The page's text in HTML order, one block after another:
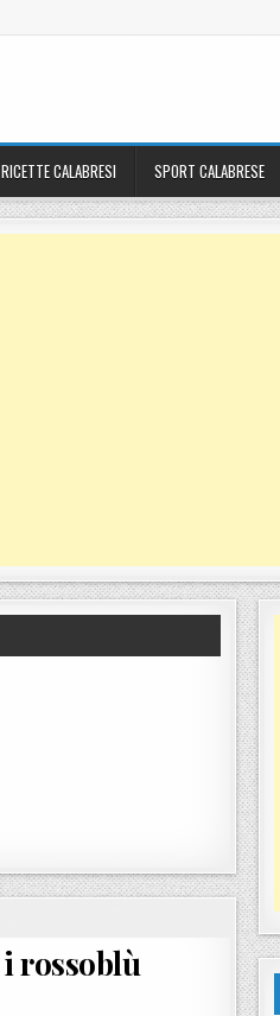
RICETTE CALABRESI SPORT CALABRESE
rossoblù